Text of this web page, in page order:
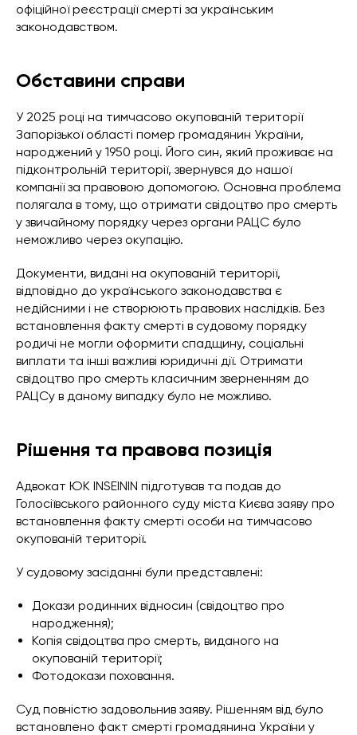
офіційної реєстрації смерті за українським
законодавством.
Обставини справи
У 2025 році на тимчасово окупованій території
Запорізької області помер громадянин України,
народжений у 1950 році. Його син, який проживає на
підконтрольній території, звернувся до нашої
компанії за правовою допомогою. Основна проблема
полягала в тому, що отримати свідоцтво про смерть
у звичайному порядку через органи РАЦС було
неможливо через окупацію.
Документи, видані на окупованій території,
відповідно до українського законодавства є
недійсними і не створюють правових наслідків. Без
встановлення факту смерті в судовому порядку
родичі не могли оформити спадщину, соціальні
виплати та інші важливі юридичні дії. Отримати
свідоцтво про смерть класичним зверненням до
РАЦСу в даному випадку було не можливо.
Рішення та правова позиція
Адвокат ЮК INSEININ підготував та подав до
Голосіївського районного суду міста Києва заяву про
встановлення факту смерті особи на тимчасово
окупованій території.
У судовому засіданні були представлені:
Докази родинних відносин (свідоцтво про
народження);
Копія свідоцтва про смерть, виданого на
окупованій території;
Фотодокази поховання.
Суд повністю задовольнив заяву. Рішенням від було
встановлено факт смерті громадянина України у